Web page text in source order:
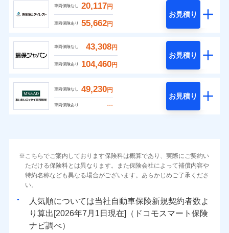
車両保険なし 20,117円
車両保険あり 55,662円
お見積り
車両保険なし 43,308円
車両保険あり 104,460円
お見積り
車両保険なし 49,230円
車両保険あり ---
お見積り
こちらでご案内しております保険料は概算であり、実際にご契約い
ただける保険料とは異なります。また保険会社によって補償内容や
特約名称なども異なる場合がございます。あらかじめご了承くださ
い。
人気順については当社
新規契約者数よ
り算出[
年 月
日現在]（ドコモスマート保険
ナビ調べ）